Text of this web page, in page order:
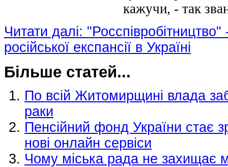
кажучи, - так
Читати далі:
російської експансії в Україні
Більше статей...
По всій Житомирщині влада
раки
Пенсійний фонд України стає
нові онлайн сервіси
Чому міська рада не захищає